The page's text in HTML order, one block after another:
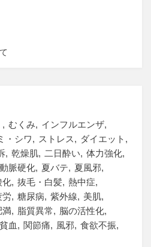
むくみ
インフルエンザ
・シワ ストレス
ダイエット
乾燥肌 二日酔い
体力強化
動脈硬化 夏バテ
夏風邪
化 抜毛・白髪 熱中症
労 糖尿病 紫外線
美肌
満 脂質異常
脳の活性化
貧血 関節痛 風邪 食欲不振